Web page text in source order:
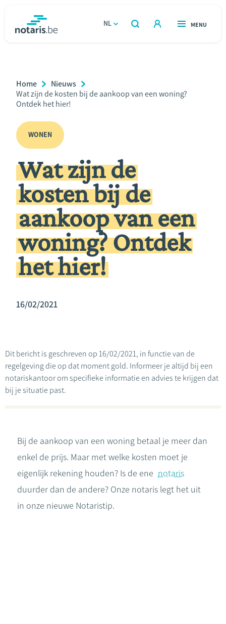
gaan
NL
OPEN
ZOEKEN
OPEN
MENU
Relatie & samenleven
Erven & schenken
Ondernemen
Over de notaris
Rekenmodules
Breadcrumb
Home
Nieuws
Current
Page:
Wat zijn de kosten bij de aankoop van een woning?
Ontdek het hier!
WONEN
Wat zijn de
kosten bij de
aankoop van een
woning? Ontdek
het hier!
16/02/2021
Dit bericht is geschreven op 16/02/2021, in functie van de
regelgeving die op dat moment gold. Informeer je altijd bij een
notariskantoor om specifieke informatie en advies te krijgen dat
bij je situatie past.
Bij de aankoop van een woning betaal je meer dan
enkel de prijs. Maar met welke kosten moet je
eigenlijk rekening houden? Is de ene notaris
duurder dan de andere? Onze notaris legt het uit
in onze nieuwe Notaristip.